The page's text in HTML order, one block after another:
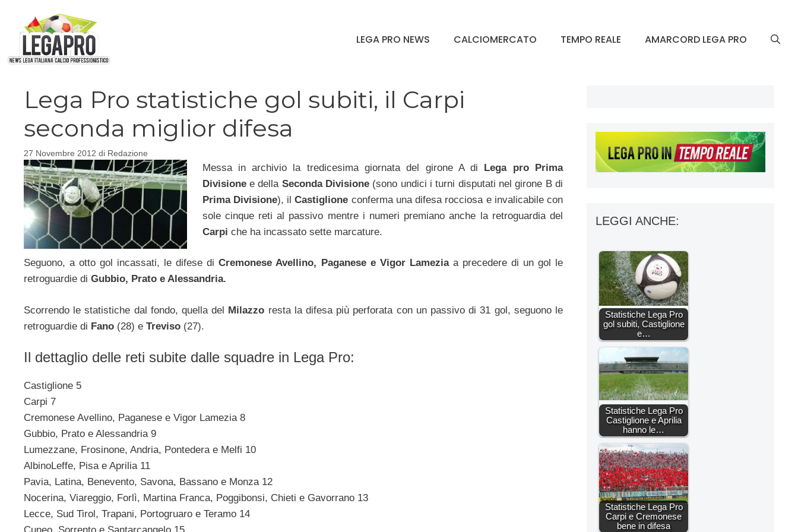
contenuto
LEGA PRO NEWS CALCIOMERCATO TEMPO REALE AMARCORD LEGA PRO
Lega Pro statistiche gol subiti, il Carpi
seconda miglior difesa
27 Novembre 2012 di Redazione
Messa in archivio la tredicesima giornata del girone A di Lega pro Prima
Divisionee della Seconda Divisione(sono undici i turni disputati nel girone B di
Prima Divisione), ilCastiglione conferma una difesa rocciosa e invalicabile con
sole cinque reti al passivo mentre i numeri premiano anche la retroguardia del
Carpi che ha incassato sette marcature.
Seguono, a otto gol incassati, le difese diCremonese Avellino, Paganese e Vigor Lameziaa precedere di un gol le
retroguardie di Gubbio, Prato e Alessandria.
Scorrendo le statistiche dal fondo, quella del Milazzo resta la difesa più perforata con un passivo di 31 gol, seguono le
retroguardie di Fano (28) e Treviso (27).
Il dettaglio delle reti subite dalle squadre in Lega Pro:
Castiglione 5
Carpi 7
Cremonese Avellino, Paganese e Vigor Lamezia 8
Gubbio, Prato e Alessandria 9
Lumezzane, Frosinone, Andria, Pontedera e Melfi 10
AlbinoLeffe, Pisa e Aprilia 11
Pavia, Latina, Benevento, Savona, Bassano e Monza 12
Nocerina, Viareggio, Forlì, Martina Franca, Poggibonsi, Chieti e Gavorrano 13
Lecce, Sud Tirol, Trapani, Portogruaro e Teramo 14
LEGGI ANCHE:
Statistiche Lega Pro
gol subiti, Castiglione
e…
Statistiche Lega Pro
Castiglione e Aprilia
hanno le…
Statistiche Lega Pro
Carpi e Cremonese
bene in difesa